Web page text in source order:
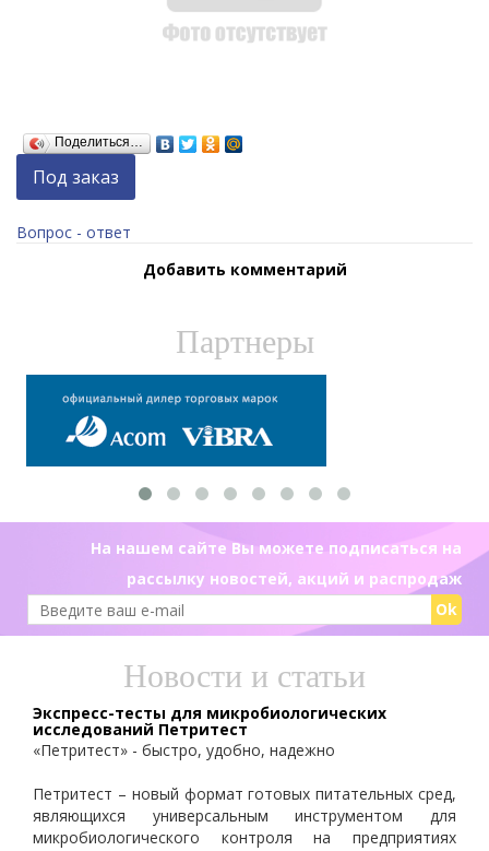
Поделиться…
Под заказ
Вопрос - ответ
Добавить комментарий
Партнеры
На нашем сайте Вы можете подписаться на
рассылку новостей, акций и распродаж
Ok
Новости и статьи
Экспресс-тесты для микробиологических
исследований Петритест
«Петритест» - быстро, удобно, надежно
Петритест – новый формат готовых питательных сред,
являющихся универсальным инструментом для
микробиологического контроля на предприятиях